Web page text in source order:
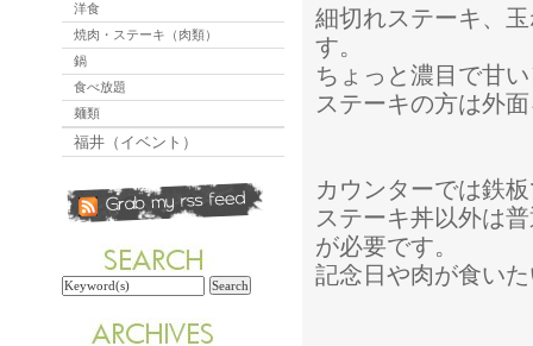
細切れステーキ、
す。
ちょっと濃目で甘
ステーキの方は外
カウンターでは鉄
ステーキ丼以外は
が必要です。
記念日や肉が食い
洋食
焼肉・ステーキ（肉類）
鍋
食べ放題
麺類
福井（イベント）